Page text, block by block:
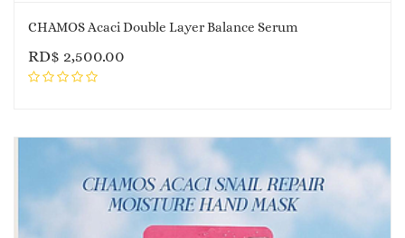
CHAMOS Acaci Double Layer Balance Serum
RD$ 2,500.00